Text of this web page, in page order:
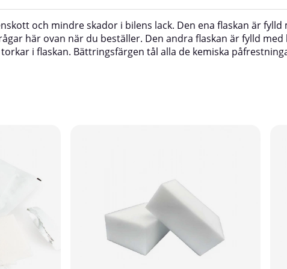
och mindre skador i bilens lack. Den ena flaskan är
här ovan när du beställer. Den andra flaskan är fylld
i flaskan. Bättringsfärgen tål alla de kemiska